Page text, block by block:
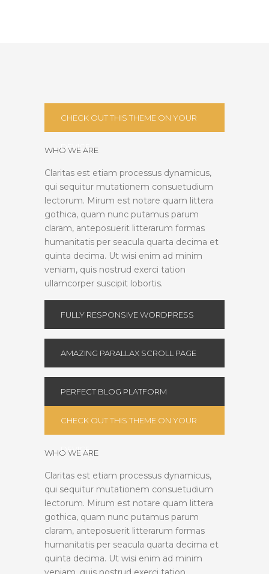
CHECK OUT THIS THEME ON YOUR
DEVICE
WHO WE ARE
Claritas est etiam processus dynamicus,
qui sequitur mutationem consuetudium
lectorum. Mirum est notare quam littera
gothica, quam nunc putamus parum
claram, anteposuerit litterarum formas
humanitatis per seacula quarta decima et
quinta decima. Ut wisi enim ad minim
veniam, quis nostrud exerci tation
ullamcorper suscipit lobortis.
FULLY RESPONSIVE WORDPRESS
AMAZING PARALLAX SCROLL PAGE
PERFECT BLOG PLATFORM
CHECK OUT THIS THEME ON YOUR
DEVICE
WHO WE ARE
Claritas est etiam processus dynamicus,
qui sequitur mutationem consuetudium
lectorum. Mirum est notare quam littera
gothica, quam nunc putamus parum
claram, anteposuerit litterarum formas
humanitatis per seacula quarta decima et
quinta decima. Ut wisi enim ad minim